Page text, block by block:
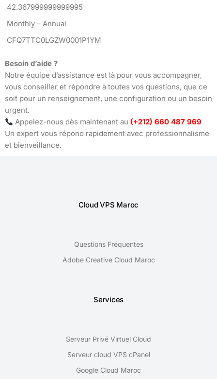
42.367999999999995
Monthly – Annual
CFQ7TTC0LGZW0001P1YM
Besoin d’aide ?
Notre équipe d’assistance est là pour vous accompagner,
vous conseiller et répondre à toutes vos questions, que ce
soit pour un renseignement, une configuration ou un besoin
urgent.
Appelez-nous dès maintenant au (+212) 660 487 969
Un expert vous répond rapidement avec professionnalisme
et bienveillance.
Cloud VPS Maroc
Questions Fréquentes
Adobe Creative Cloud Maroc
Services
Serveur Privé Virtuel Cloud
Serveur cloud VPS cPanel
Google Cloud Maroc